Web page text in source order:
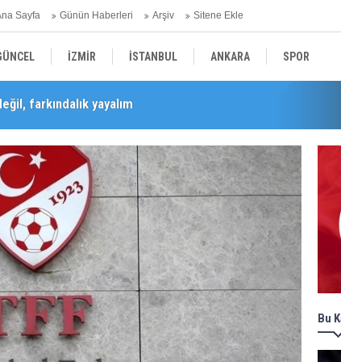
Sayfa Günün Haberleri Arşiv Sitene Ekle
İZMİR İSTANBUL ANKARA SPOR
YEREL SAĞLIK
farkındalık yayalım
Selçuk saygıyla anıldı
Bu